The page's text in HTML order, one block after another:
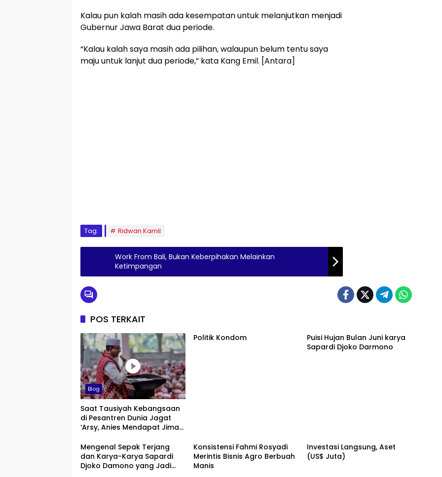
Kalau pun kalah masih ada kesempatan untuk melanjutkan menjadi
Gubernur Jawa Barat dua periode.
“Kalau kalah saya masih ada pilihan, walaupun belum tentu saya
maju untuk lanjut dua periode,” kata Kang Emil. [Antara]
Tag: Ridwan Kamil
Work From Bali, Bukan Keberpihakan Melainkan
Ketimpangan
POS TERKAIT
Blog
Saat Tausiyah Kebangsaan
di Pesantren Dunia Jagat
‘Arsy, Anies Mendapat Jimat
Aos
Politik Kondom
Puisi Hujan Bulan Juni karya
Sapardi Djoko Darmono
Mengenal Sepak Terjang
dan Karya-Karya Sapardi
Djoko Damono yang Jadi
Konsistensi Fahmi Rosyadi
Merintis Bisnis Agro Berbuah
Manis
Investasi Langsung, Aset
(US$ Juta)